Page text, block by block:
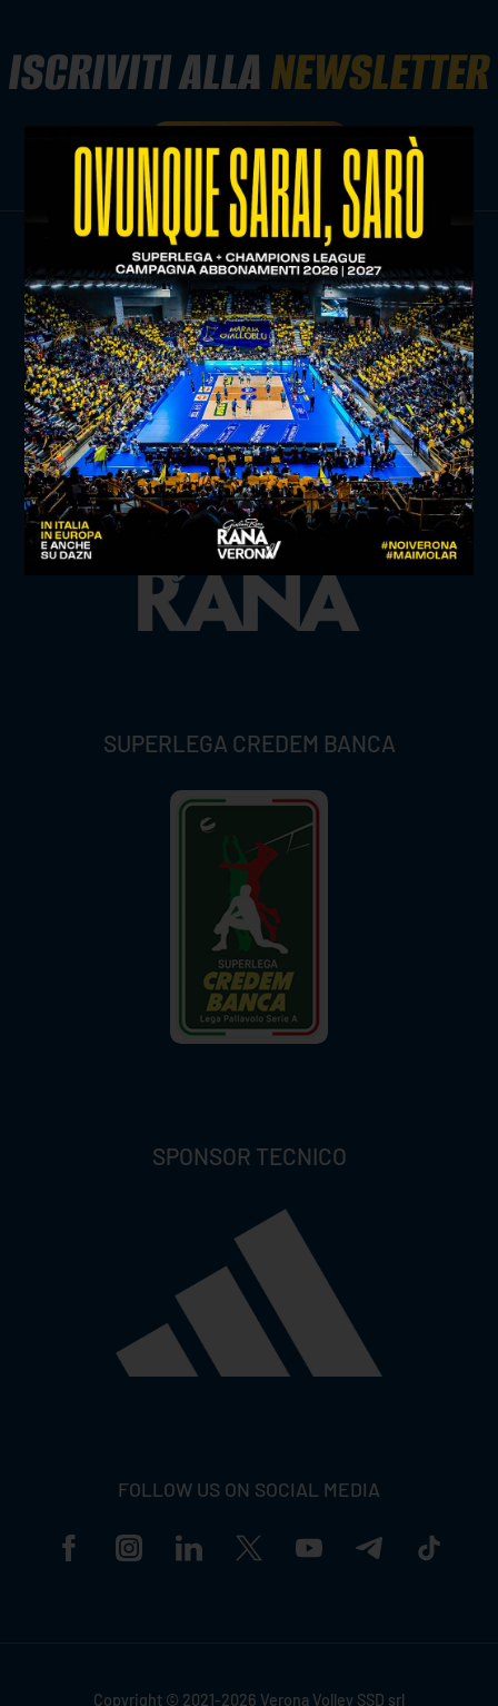
ISCRIVITI ALLANEWSLETTER
TITLE SPONSOR
SUPERLEGA CREDEM BANCA
SPONSOR TECNICO
FOLLOW US ON SOCIAL MEDIA
Copyright © 2021-2026 Verona Volley SSD srl